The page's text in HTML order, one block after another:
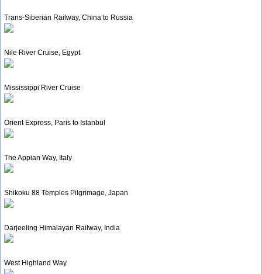
Trans-Siberian Railway, China to Russia
Nile River Cruise, Egypt
Mississippi River Cruise
Orient Express, Paris to Istanbul
The Appian Way, Italy
Shikoku 88 Temples Pilgrimage, Japan
Darjeeling Himalayan Railway, India
West Highland Way